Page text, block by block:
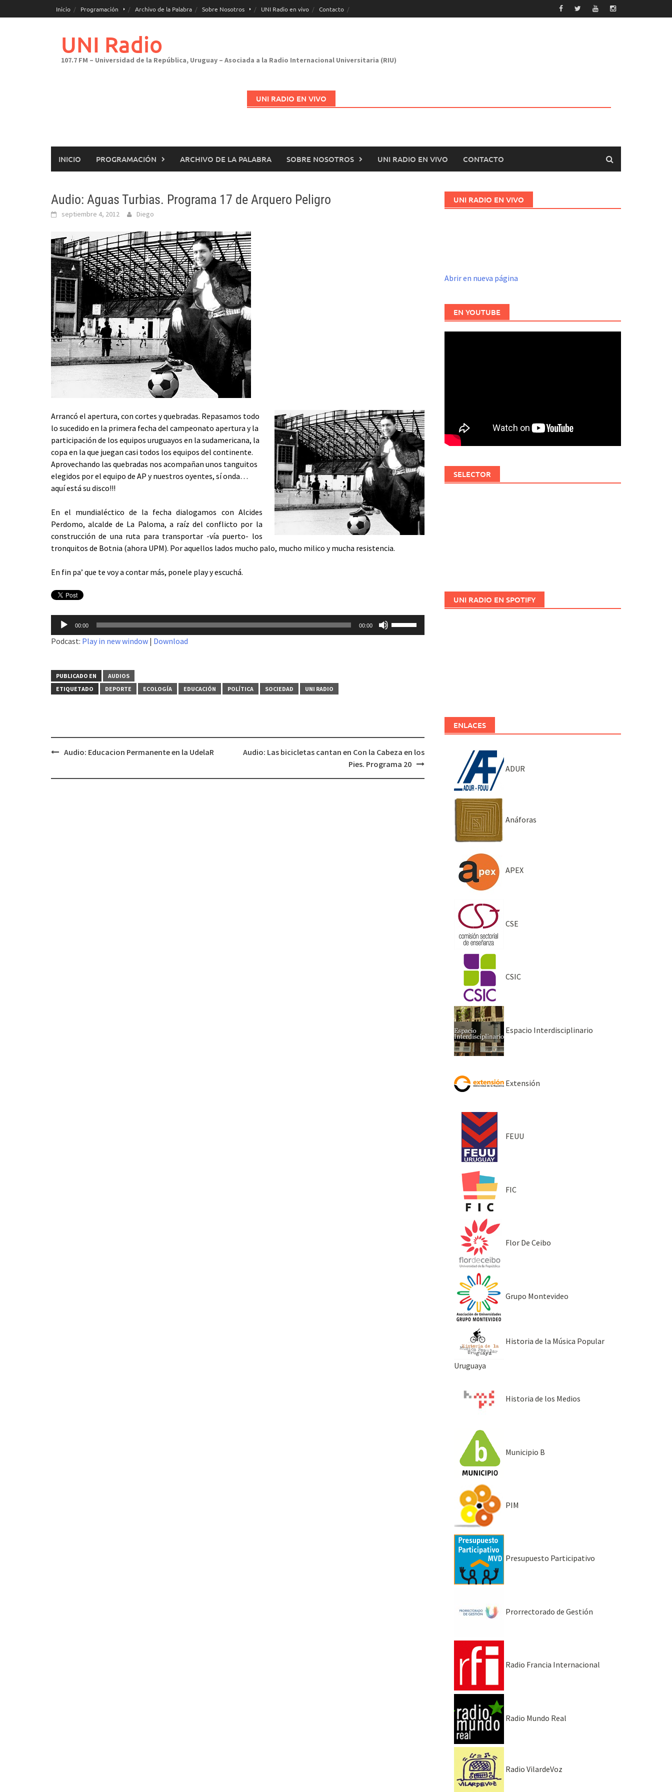
al
Inicio Programación Archivo de la Palabra Sobre Nosotros UNI Radio en vivo Contacto
UNI Radio
107.7 FM – Universidad de la República, Uruguay – Asociada a la Radio Internacional Universitaria (RIU)
UNI RADIO EN VIVO
INICIO PROGRAMACIÓN ARCHIVO DE LA PALABRA SOBRE NOSOTROS UNI RADIO EN VIVO CONTACTO
Audio: Aguas Turbias. Programa 17 de Arquero Peligro
septiembre 4, 2012 Diego
Arrancó el apertura, con cortes y quebradas. Repasamos todo
lo sucedido en la primera fecha del campeonato apertura y la
participación de los equipos uruguayos en la sudamericana, la
copa en la que juegan casi todos los equipos del continente.
Aprovechando las quebradas nos acompañan unos tanguitos
elegidos por el equipo de AP y nuestros oyentes, sí onda…
aquí está su disco!!!
En el mundialéctico de la fecha dialogamos con Alcides
Perdomo, alcalde de La Paloma, a raíz del conflicto por la
construcción de una ruta para transportar -vía puerto- los
tronquitos de Botnia (ahora UPM). Por aquellos lados mucho palo, mucho milico y mucha resistencia.
En fin pa’ que te voy a contar más, ponele play y escuchá.
Reproductor
de
audio
00:00 00:00
el
volumen.
Podcast: Play in new window | Download
PUBLICADO EN
AUDIOS
ETIQUETADO
DEPORTE ECOLOGÍA EDUCACIÓN POLÍTICA SOCIEDAD UNI RADIO
Audio: Educacion Permanente en la UdelaR
Audio: Las bicicletas cantan en Con la Cabeza en los
Pies. Programa 20
UNI RADIO EN VIVO
Abrir en nueva página
EN YOUTUBE
SELECTOR
UNI RADIO EN SPOTIFY
ENLACES
ADUR
Anáforas
APEX
CSE
CSIC
Espacio Interdisciplinario
Extensión
FEUU
FIC
Flor De Ceibo
Grupo Montevideo
Historia de la Música Popular
Uruguaya
Historia de los Medios
Municipio B
PIM
Presupuesto Participativo
Prorrectorado de Gestión
Radio Francia Internacional
Radio Mundo Real
Radio VilardeVoz